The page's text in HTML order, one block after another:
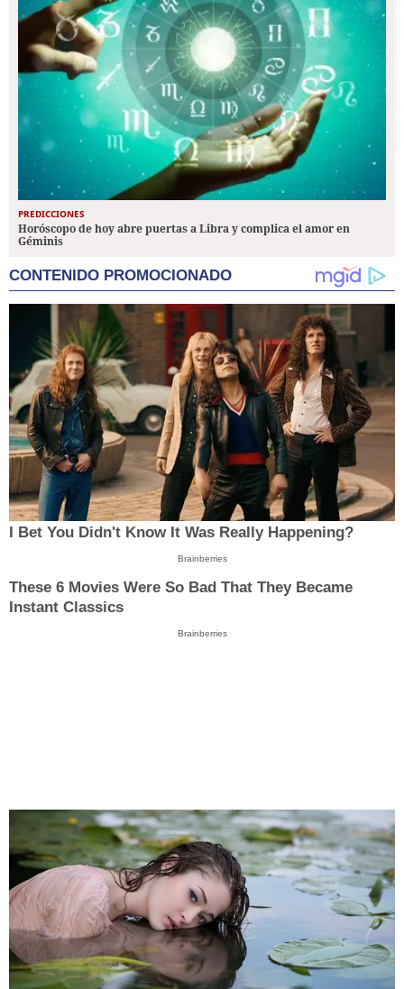
PREDICCIONES
Horóscopo de hoy abre puertas a Libra y complica el amor en
Géminis
CONTENIDO PROMOCIONADO
I Bet You Didn't Know It Was Really Happening?
Brainberries
These 6 Movies Were So Bad That They Became
Instant Classics
Brainberries